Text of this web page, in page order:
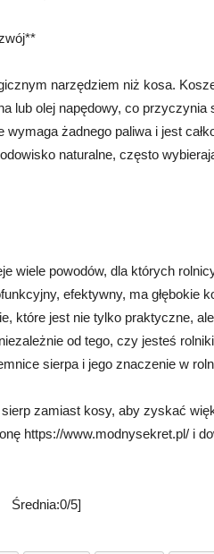
narzędziem niż kosa.
lub olej napędowy, co
wymaga żadnego paliwa i jest
naturalne, często
wiele powodów, dla których
efektywny, ma głębokie
które jest nie tylko praktyczne,
od tego, czy jesteś
sierpa i jego znaczenie w
sierp zamiast kosy, aby zyskać
https://www.modnysekret.pl/ i
Średnia:0/5]